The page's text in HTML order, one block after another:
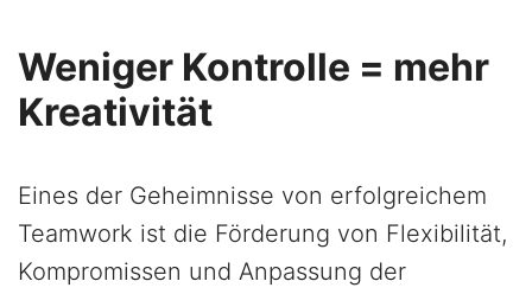
Weniger Kontrolle = mehr
Kreativität
Eines der Geheimnisse von erfolgreichem
Teamwork ist die Förderung von Flexibilität,
Kompromissen und Anpassung der